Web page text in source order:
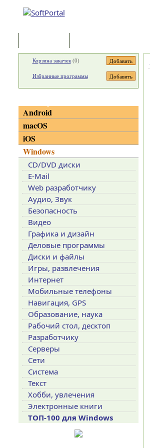
Корзина закачек(0)
Избранные программы
Android
macOS
iOS
Windows
CD/DVD диски
E-Mail
Web разработчику
Аудио, Звук
Безопасность
Видео
Графика и дизайн
Деловые программы
Диски и файлы
Игры, развлечения
Интернет
Мобильные телефоны
Навигация, GPS
Образование, наука
Рабочий стол, десктоп
Разработчику
Серверы
Сети
Система
Текст
Хобби, увлечения
Электронные книги
ТОП-100 для Windows